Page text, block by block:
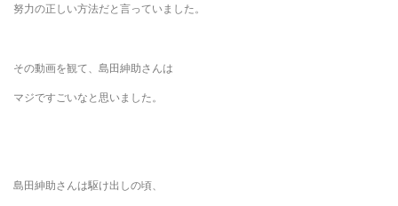
努力の正しい方法だと言っていました。
その動画を観て、島田紳助さんは
マジですごいなと思いました。
島田紳助さんは駆け出しの頃、